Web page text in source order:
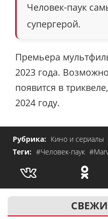
Человек-паук
супергерой.
Премьера
2023 года.
появится в
2024 году.
Рубрика: Кино и сериалы
Теги: #Человек-паук